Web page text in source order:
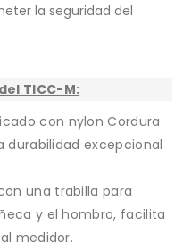
la seguridad del
TICC-M:
con nylon Cordura
excepcional
una trabilla para
y el hombro, facilita
medidor.